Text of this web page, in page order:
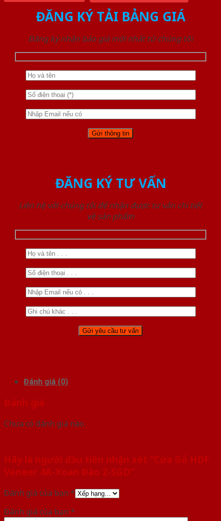
ĐĂNG KÝ TẢI BẢNG GIÁ
Đăng ký nhận báo giá mới nhất từ chúng tôi
ĐĂNG KÝ TƯ VẤN
Liên hệ với chúng tôi để nhận được tư vấn chi tiết
về sản phẩm
Đánh giá (0)
Đánh giá
Chưa có đánh giá nào.
Hãy là người đầu tiên nhận xét “Cửa Gỗ HDF
Veneer 4A-Xoan Đào 2-SGD”
Đánh giá của bạn *
Đánh giá của bạn *